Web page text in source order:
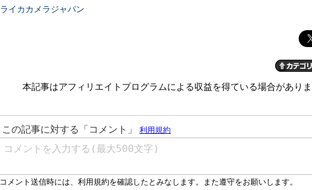
ライカカメラジャパン
本記事はアフィリエイトプログラムによる収益を得ている場合があり